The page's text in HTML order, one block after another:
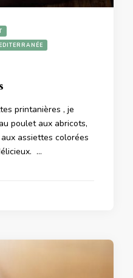
printanières , je
poulet aux abricots,
assiettes colorées
…